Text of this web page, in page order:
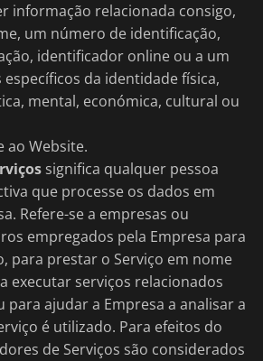
informação relacionada consigo,
um número de identificação,
identificador online ou a um
da identidade física,
mental, económica, cultural ou
ao Website.
significa qualquer pessoa
que processe os dados em
Refere-se a empresas ou
empregados pela Empresa para
para prestar o Serviço em nome
executar serviços relacionados
para ajudar a Empresa a analisar a
é utilizado. Para efeitos do
de Serviços são considerados